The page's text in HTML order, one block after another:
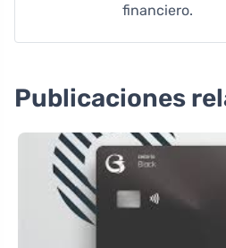
financiero.
Publicaciones